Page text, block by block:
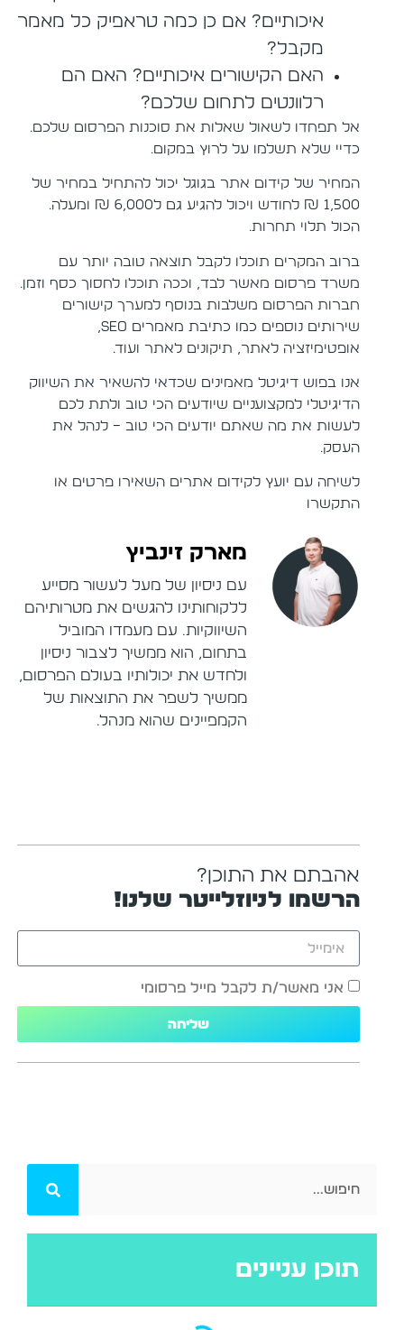
תוכן עניינים
איכותיים? אם כן כמה טראפיק כל מאמר
מקבל?
האם הקישורים איכותיים? האם הם
רלוונטים לתחום שלכם?
אל תפחדו לשאול שאלות את סוכנות הפרסום שלכם.
כדיי שלא תשלמו על לרוץ במקום.
המחיר של קידום אתר בגוגל יכול להתחיל במחיר של
1,500 ₪ לחודש ויכול להגיע גם ל6,000 ₪ ומעלה.
הכול תלוי תחרות.
ברוב המקרים תוכלו לקבל תוצאה טובה יותר עם
משרד פרסום מאשר לבד, וככה תוכלו לחסוך כסף וזמן.
חברות הפרסום משלבות בנוסף למערך קישורים
שירותים נוספים כמו כתיבת מאמרים SEO,
אופטימיזציה לאתר, תיקונים לאתר ועוד.
אנו בפוש דיגיטל מאמינים שכדאי להשאיר את השיווק
הדיגיטלי למקצועניים שיודעים הכי טוב ולתת לכם
לעשות את מה שאתם יודעים הכי טוב – לנהל את
העסק.
לשיחה עם יועץ לקידום אתרים השאירו פרטים או
התקשרו
מארק זינביץ
עם ניסיון של מעל לעשור מסייע
ללקוחותינו להגשים את מטרותיהם
השיווקיות. עם מעמדו המוביל
בתחום, הוא ממשיך לצבור ניסיון
ולחדש את יכולותיו בעולם הפרסום,
ממשיך לשפר את התוצאות של
הקמפיינים שהוא מנהל.
אהבתם את התוכן?
הרשמו לניוזלייטר שלנו!
אני מאשר/ת לקבל מייל פרסומי
שליחה